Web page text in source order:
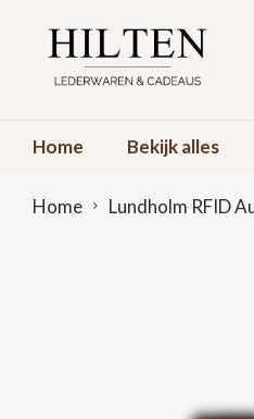
Home Bekijk alles
Home Lundholm RFID